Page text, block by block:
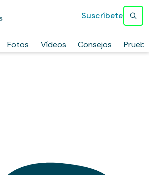
Fotos Vídeos Consejos
Suscríbete